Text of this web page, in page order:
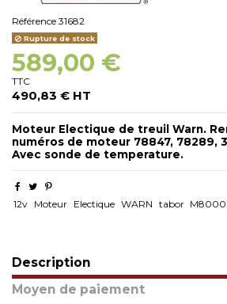
Référence 31682
Rupture de stock
589,00 €
TTC
490,83 € HT
Moteur Electique de treuil Warn.
numéros de moteur 78847, 78289,
Avec sonde de temperature.
12v Moteur Electique WARN tabor M8000
Description
Moyen de paiement